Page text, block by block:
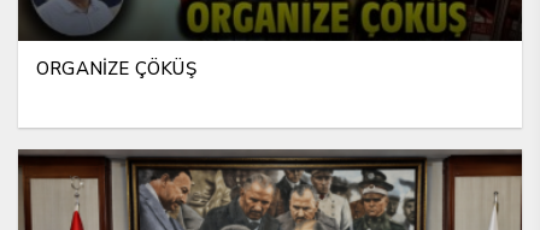
ORGANİZE ÇÖKÜŞ